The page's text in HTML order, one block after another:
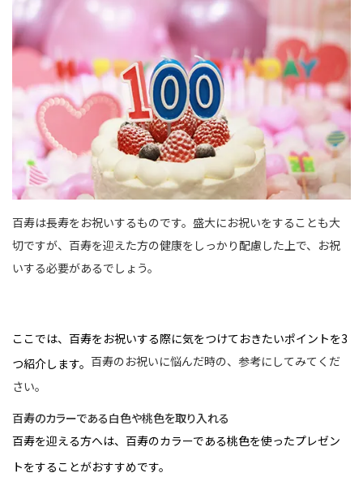
百寿は長寿をお祝いするものです。盛大にお祝いをすることも大
切ですが、百寿を迎えた方の健康をしっかり配慮した上で、お祝
いする必要があるでしょう。
ここでは、百寿をお祝いする際に気をつけておきたいポイントを3
つ紹介します。 百寿のお祝いに悩んだ時の、参考にしてみてくだ
さい。
百寿のカラーである白色や桃色を取り入れる
百寿を迎える方へは、百寿のカラーである桃色を使ったプレゼン
トをすることがおすすめです。